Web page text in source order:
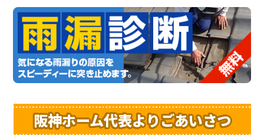
阪神ホーム代表よりごあいさつ